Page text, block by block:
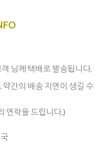
님께 택배로 발송됩니다.
간의 배송 지연이 생길 수
연락을 드립니다.)